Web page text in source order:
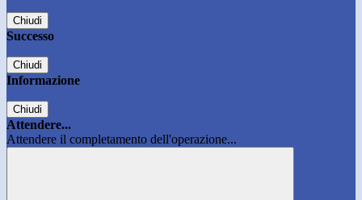
Chiudi
Successo
Chiudi
Informazione
Chiudi
Attendere...
Attendere il completamento dell'operazione...